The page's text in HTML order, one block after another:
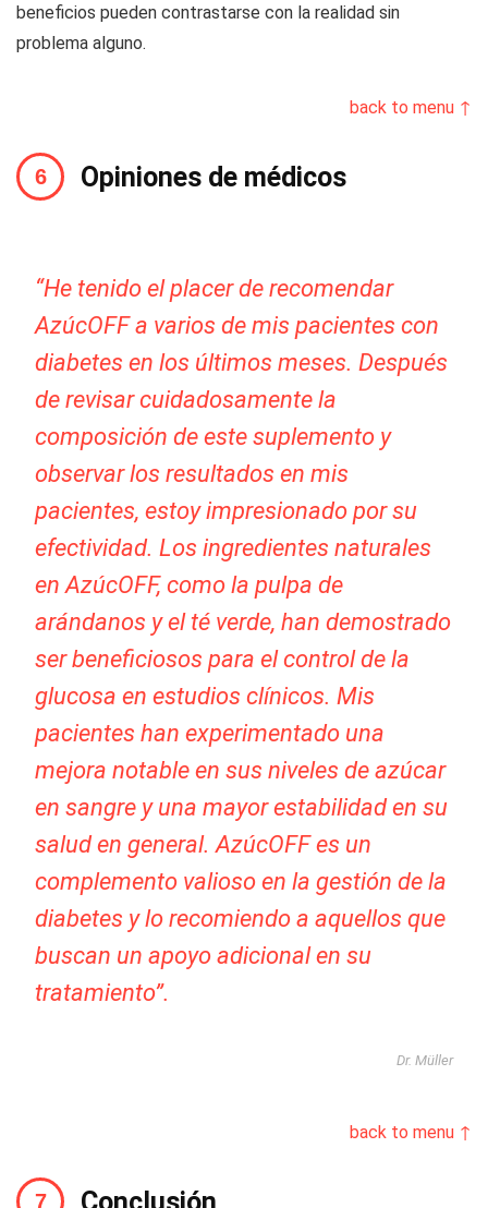
beneficios pueden contrastarse con la realidad sin
problema alguno.
back to menu ↑
Opiniones de médicos
“He tenido el placer de recomendar
AzúcOFF a varios de mis pacientes con
diabetes en los últimos meses. Después
de revisar cuidadosamente la
composición de este suplemento y
observar los resultados en mis
pacientes, estoy impresionado por su
efectividad. Los ingredientes naturales
en AzúcOFF, como la pulpa de
arándanos y el té verde, han demostrado
ser beneficiosos para el control de la
glucosa en estudios clínicos. Mis
pacientes han experimentado una
mejora notable en sus niveles de azúcar
en sangre y una mayor estabilidad en su
salud en general. AzúcOFF es un
complemento valioso en la gestión de la
diabetes y lo recomiendo a aquellos que
buscan un apoyo adicional en su
tratamiento”.
Dr. Müller
back to menu ↑
Conclusión